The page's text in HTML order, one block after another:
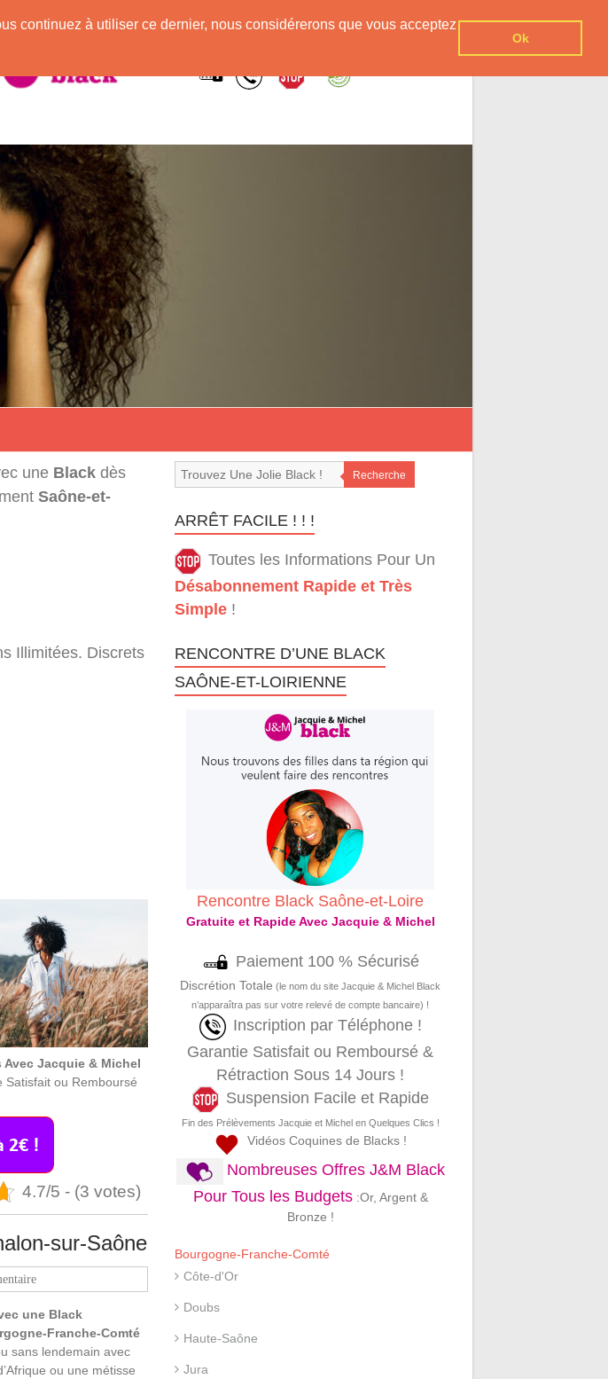
continuez à utiliser ce dernier, nous considérerons que vous acceptez
Ok
une Blackdès
Saône-et-
Illimitées. Discrets
Avec Jacquie & Michel
ou Remboursé
4.7/5 - (3 votes)
sur-Saône
une Black
Franche-Comté
sans lendemain avec
ou une métisse
Recherche
ARRÊT FACILE ! ! !
Toutes les Informations Pour Un
Désabonnement Rapide et Très
Simple !
RENCONTRE D’UNE BLACK
SAÔNE-ET-LOIRIENNE
Rencontre Black Saône-et-Loire
Gratuite et Rapide Avec Jacquie & Michel
Paiement 100 % Sécurisé
Discrétion Totale (le nom du site Jacquie & Michel Black
n’apparaîtra pas sur votre relevé de compte bancaire) !
Inscription par Téléphone !
Garantie Satisfait ou Remboursé &
Rétraction Sous 14 Jours !
Suspension Facile et Rapide
Fin des Prélèvements Jacquie et Michel en Quelques Clics !
Vidéos Coquines de Blacks !
Nombreuses Offres J&M Black
Pour Tous les Budgets:Or, Argent &
Bronze !
Bourgogne-Franche-Comté
Côte-d'Or
Doubs
Haute-Saône
Jura